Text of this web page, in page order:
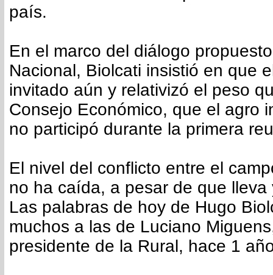
país.
En el marco del diálogo
Nacional, Biolcati insistió en que
invitado aún y relativizó el peso
Consejo Económico, que el agro
no participó durante la primera
El nivel del conflicto entre el
no ha caída, a pesar de que lleva
Las palabras de hoy de Hugo
muchos a las de Luciano
presidente de la Rural, hace 1